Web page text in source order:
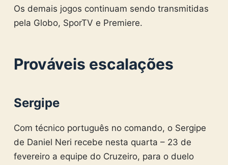
Os demais jogos continuam sendo transmitidas
pela Globo, SporTV e Premiere.
Prováveis escalações
Sergipe
Com técnico português no comando, o Sergipe
de Daniel Neri recebe nesta quarta – 23 de
fevereiro a equipe do Cruzeiro, para o duelo